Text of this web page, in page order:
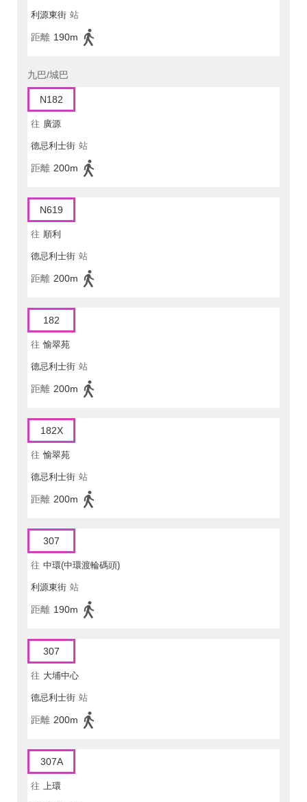
利源東街 站
距離 190m
九巴/城巴
N182
往 廣源
德忌利士街 站
距離 200m
N619
往 順利
德忌利士街 站
距離 200m
182
往 愉翠苑
德忌利士街 站
距離 200m
182X
往 愉翠苑
德忌利士街 站
距離 200m
307
往 中環(中環渡輪碼頭)
利源東街 站
距離 190m
307
往 大埔中心
德忌利士街 站
距離 200m
307A
往 上環